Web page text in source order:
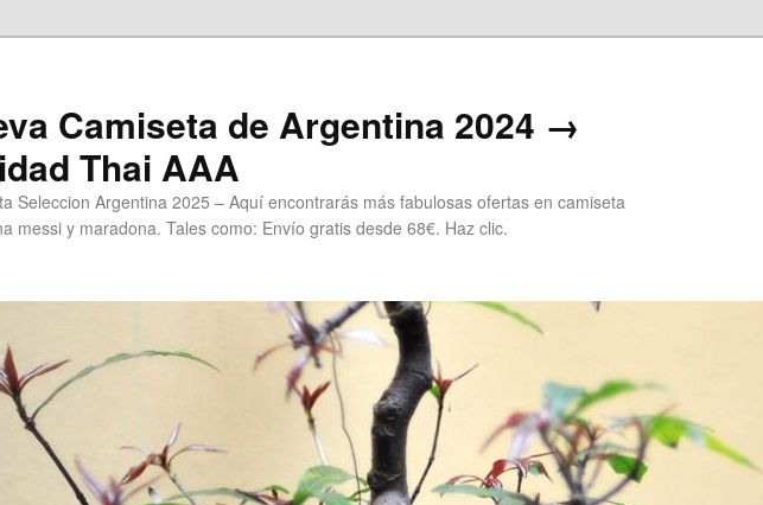
Camiseta de Argentina 2024 →
Thai AAA
Seleccion Argentina 2025 – Aquí encontrarás más fabulosas ofertas en camiseta
messi y maradona. Tales como: Envío gratis desde 68€. Haz clic.